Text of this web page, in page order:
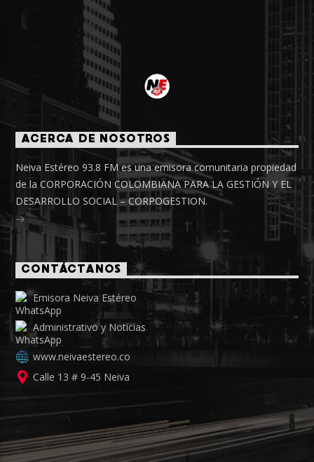
ACERCA DE NOSOTROS
Neiva Estéreo 93.8 FM es una emisora comunitaria propiedad
de la CORPORACIÓN COLOMBIANA PARA LA GESTIÓN Y EL
DESARROLLO SOCIAL – CORPOGESTION.
CONTÁCTANOS
Emisora Neiva Estéreo
Administrativo y Noticias
www.neivaestereo.co
Calle 13 # 9-45 Neiva